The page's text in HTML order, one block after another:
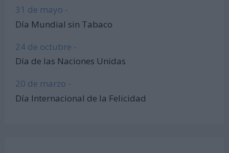
31 de mayo -
Día Mundial sin Tabaco
24 de octubre -
Día de las Naciones Unidas
20 de marzo -
Día Internacional de la Felicidad